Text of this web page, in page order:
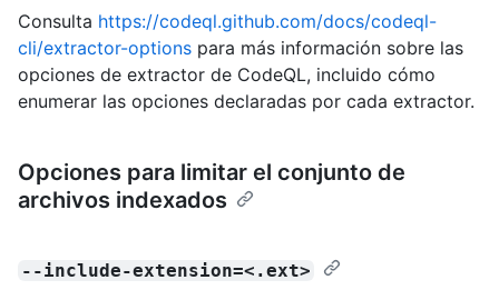
Consulta https://codeql.github.com/docs/codeql-
cli/extractor-options para más información sobre las
opciones de extractor de CodeQL, incluido cómo
enumerar las opciones declaradas por cada extractor.
Opciones para limitar el conjunto de
archivos indexados
--include-extension=<.ext>